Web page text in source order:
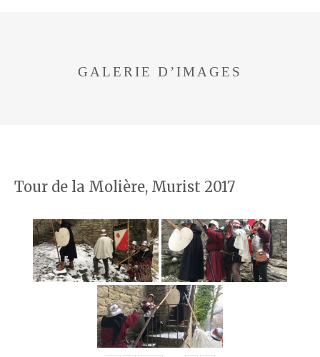
GALERIE D’IMAGES
Tour de la Molière, Murist 2017